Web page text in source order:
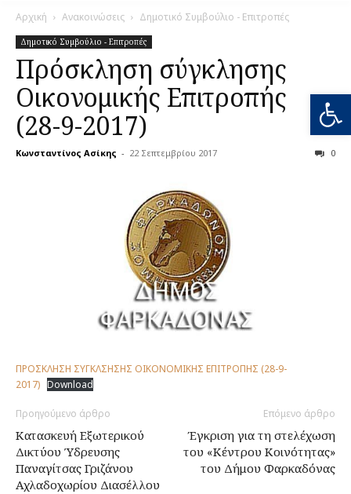
Αρχική Ανακοινώσεις Δημοτικό Συμβούλιο - Επιτροπές
Δημοτικό Συμβούλιο - Επιτροπές
Πρόσκληση σύγκλησης
Οικονομικής Επιτροπής
(28-9-2017)
Κωνσταντίνος Ασίκης - 22 Σεπτεμβρίου 2017 0
ΠΡΟΣΚΛΗΣΗ ΣΥΓΚΛΣΗΣΗΣ ΟΙΚΟΝΟΜΙΚΗΣ ΕΠΙΤΡΟΠΗΣ (28-9-
2017) Download
Προηγούμενο άρθρο
Κατασκευή Εξωτερικού
Δικτύου Ύδρευσης
Παναγίτσας Γριζάνου
Αχλαδοχωρίου Διασέλλου
Επόμενο άρθρο
Έγκριση για τη στελέχωση
του «Κέντρου Κοινότητας»
του Δήμου Φαρκαδόνας